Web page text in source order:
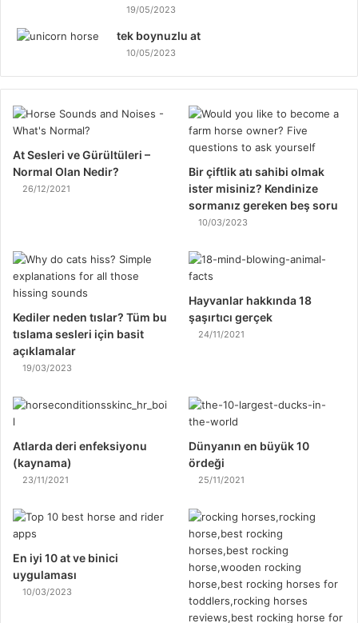
19/05/2023
tek boynuzlu at
10/05/2023
At Sesleri ve Gürültüleri –
Normal Olan Nedir?
26/12/2021
Bir çiftlik atı sahibi olmak
ister misiniz? Kendinize
sormanız gereken beş soru
10/03/2023
Kediler neden tıslar? Tüm bu
tıslama sesleri için basit
açıklamalar
19/03/2023
Hayvanlar hakkında 18
şaşırtıcı gerçek
24/11/2021
Atlarda deri enfeksiyonu
(kaynama)
23/11/2021
Dünyanın en büyük 10
ördeği
25/11/2021
En iyi 10 at ve binici
uygulaması
10/03/2023